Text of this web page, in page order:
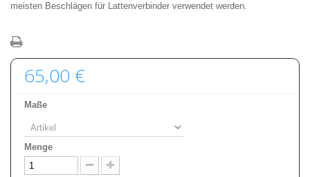
meisten Beschlägen für Lattenverbinder verwendet werden.
65,00 €
Maße
Menge